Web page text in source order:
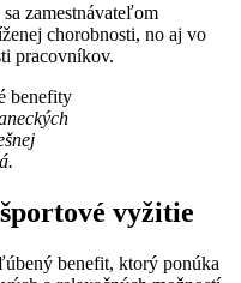
sa zamestnávateľom
chorobnosti, no aj vo
pracovníkov.
vyžitie
benefit, ktorý ponúka